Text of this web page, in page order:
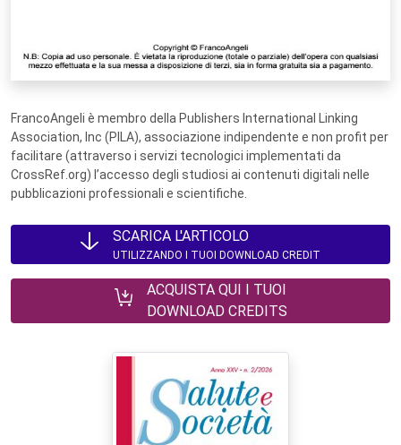
FrancoAngeli è membro della Publishers International Linking
Association, Inc (PILA), associazione indipendente e non profit per
facilitare (attraverso i servizi tecnologici implementati da
CrossRef.org) l’accesso degli studiosi ai contenuti digitali nelle
pubblicazioni professionali e scientifiche.
SCARICA L'ARTICOLO
UTILIZZANDO I TUOI DOWNLOAD CREDIT
ACQUISTA QUI I TUOI
DOWNLOAD CREDITS